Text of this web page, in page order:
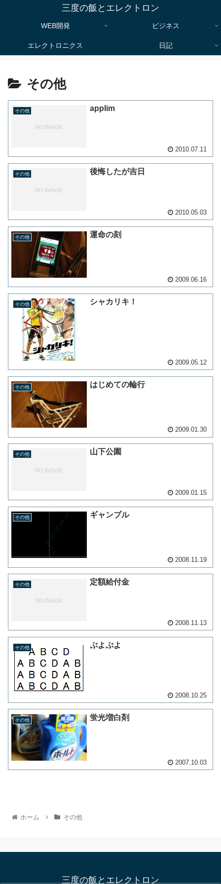
三度の飯とエレクトロン
WEB開発 ビジネス
エレクトロニクス 日記
その他
その他 applim
2010.07.11
その他 後悔したが吉日
2010.05.03
その他 運命の刻
2009.06.16
その他 シャカリキ！
2009.05.12
その他 はじめての輪行
2009.01.30
その他 山下公園
2009.01.15
その他 ギャンブル
2008.11.19
その他 定額給付金
2008.11.13
その他 ぷよぷよ
2008.10.25
その他 蛍光増白剤
2007.10.03
ホーム その他
三度の飯とエレクトロン